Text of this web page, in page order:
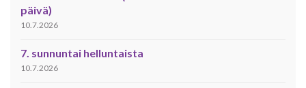
päivä)
10.7.2026
7. sunnuntai helluntaista
10.7.2026